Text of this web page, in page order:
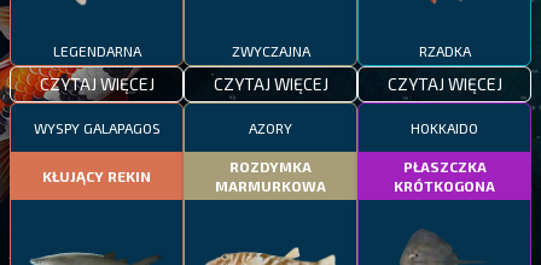
LEGENDARNA
CZYTAJ WIĘCEJ
ZWYCZAJNA
CZYTAJ WIĘCEJ
RZADKA
CZYTAJ WIĘCEJ
WYSPY GALAPAGOS
KŁUJĄCY REKIN
AZORY
ROZDYMKA
MARMURKOWA
HOKKAIDO
PŁASZCZKA
KRÓTKOGONA